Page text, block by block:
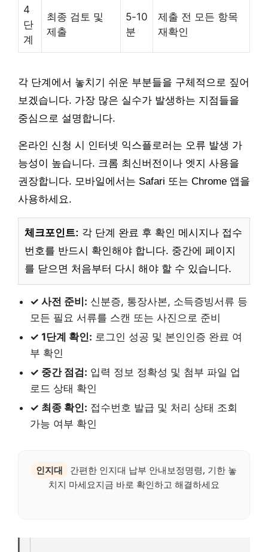
4
단
계
최종 검토 및
제출
5-10
분
제출 전 모든 항목
재확인
각 단계에서 놓치기 쉬운 부분들을 구체적으로 짚어
보겠습니다. 가장 많은 실수가 발생하는 지점들을
중심으로 설명합니다.
온라인 신청 시 인터넷 익스플로러는 오류 발생 가
능성이 높습니다. 크롬 최신버전이나 엣지 사용을
권장합니다. 모바일에서는 Safari 또는 Chrome 앱을
사용하세요.
체크포인트: 각 단계 완료 후 확인 메시지나 접수
번호를 반드시 확인해야 합니다. 중간에 페이지
를 닫으면 처음부터 다시 해야 할 수 있습니다.
✓ 사전 준비: 신분증, 통장사본, 소득증빙서류 등
모든 필요 서류를 스캔 또는 사진으로 준비
✓ 1단계 확인: 로그인 성공 및 본인인증 완료 여
부 확인
✓ 중간 점검: 입력 정보 정확성 및 첨부 파일 업
로드 상태 확인
✓ 최종 확인: 접수번호 발급 및 처리 상태 조회
가능 여부 확인
인지대
간편한 인지대 납부 안내보정명령, 기한 놓
치지 마세요지금 바로 확인하고 해결하세요